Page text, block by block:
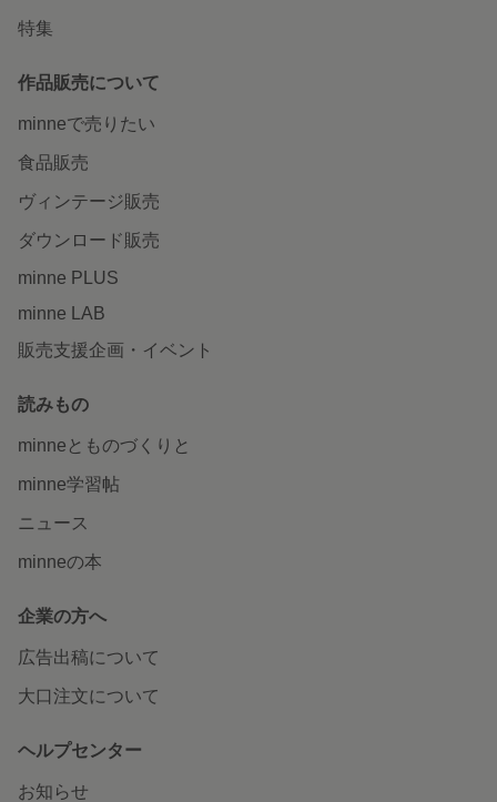
特集
作品販売について
minneで売りたい
食品販売
ヴィンテージ販売
ダウンロード販売
minne PLUS
minne LAB
販売支援企画・イベント
読みもの
minneとものづくりと
minne学習帖
ニュース
minneの本
企業の方へ
広告出稿について
大口注文について
ヘルプセンター
お知らせ